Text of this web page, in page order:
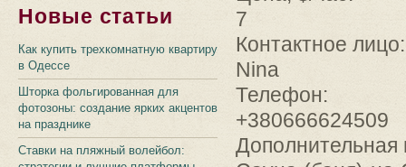
Новые статьи
Как купить трехкомнатную квартиру
в Одессе
Шторка фольгированная для
фотозоны: создание ярких акцентов
на празднике
Ставки на пляжный волейбол:
7
Контактное
Nina
Телефон:
+380666624509